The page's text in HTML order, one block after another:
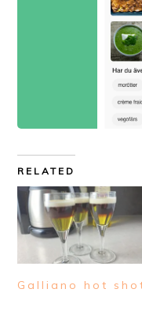
RELATED
Galliano hot